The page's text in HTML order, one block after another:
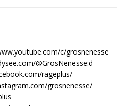
c/grosnenesse
@GrosNenesse:d
rageplus/
grosnenesse/